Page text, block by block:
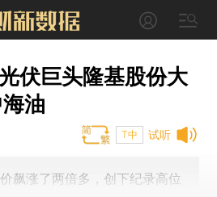
伏巨头隆基股份大
油
试听
T中
飙涨了两倍多，创下纪录高位